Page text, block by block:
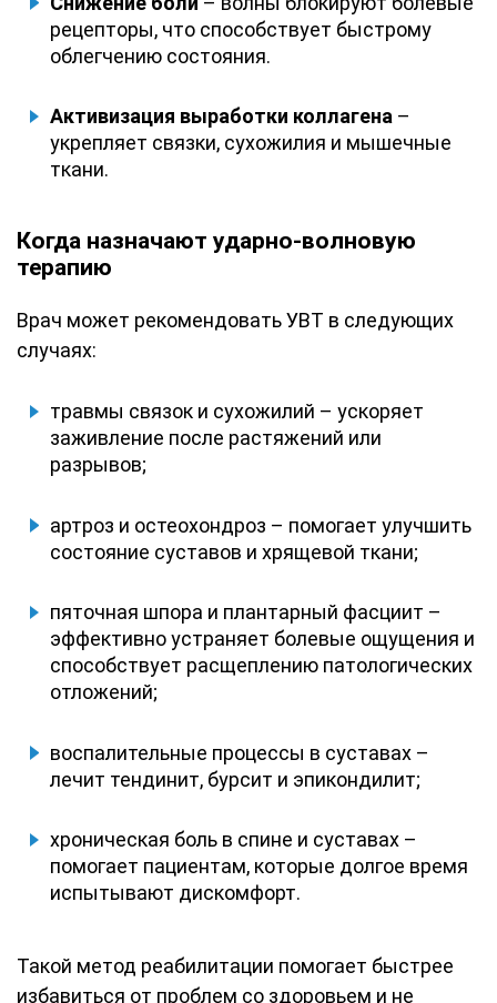
рецепторы, что способствует быстрому
облегчению состояния.
Активизация выработки коллагена –
укрепляет связки, сухожилия и мышечные
ткани.
Когда назначают ударно-волновую
терапию
Врач может рекомендовать УВТ в следующих
случаях:
травмы связок и сухожилий – ускоряет
заживление после растяжений или
разрывов;
артроз и остеохондроз – помогает улучшить
состояние суставов и хрящевой ткани;
пяточная шпора и плантарный фасциит –
эффективно устраняет болевые ощущения и
способствует расщеплению патологических
отложений;
воспалительные процессы в суставах –
лечит тендинит, бурсит и эпикондилит;
хроническая боль в спине и суставах –
помогает пациентам, которые долгое время
испытывают дискомфорт.
Такой метод реабилитации помогает быстрее
избавиться от проблем со здоровьем и не